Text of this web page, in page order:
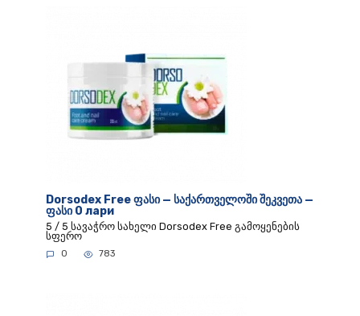
Dorsodex Free ფასი — საქართველოში შეკვეთა —
ფასი 0 лари
5 / 5 სავაჭრო სახელი Dorsodex Free გამოყენების
სფერო
0 783